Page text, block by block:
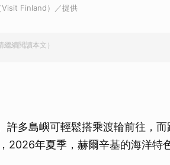
Finland）／提供
繼續閱讀本文）
多島嶼可輕鬆搭乘渡輪前往，而
2026年夏季，赫爾辛基的海洋特